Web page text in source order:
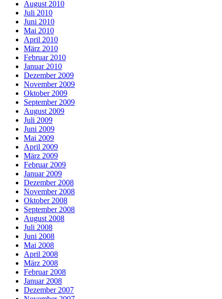
August 2010
Juli 2010
Juni 2010
Mai 2010
April 2010
März 2010
Februar 2010
Januar 2010
Dezember 2009
November 2009
Oktober 2009
September 2009
August 2009
Juli 2009
Juni 2009
Mai 2009
April 2009
März 2009
Februar 2009
Januar 2009
Dezember 2008
November 2008
Oktober 2008
September 2008
August 2008
Juli 2008
Juni 2008
Mai 2008
April 2008
März 2008
Februar 2008
Januar 2008
Dezember 2007